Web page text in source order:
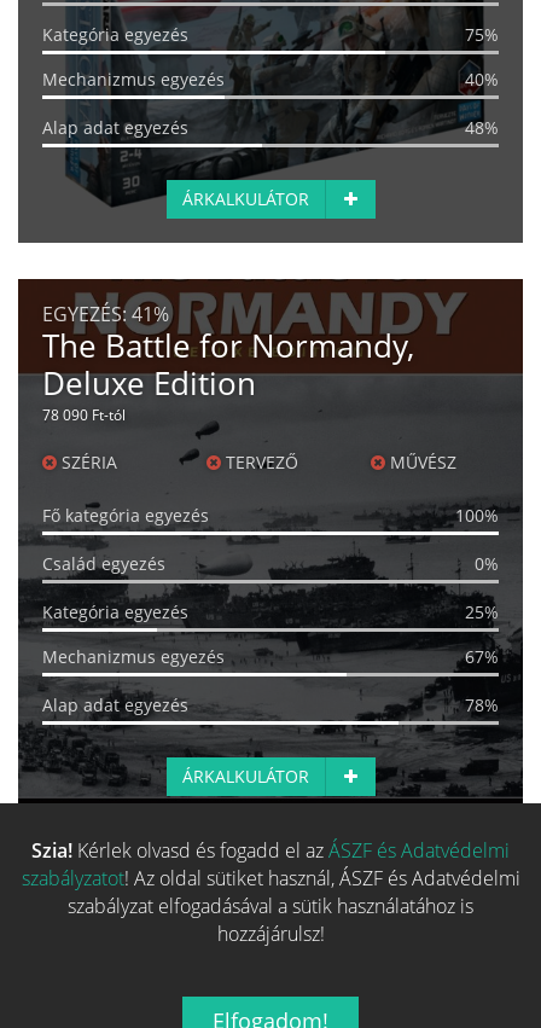
Kategória egyezés
75%
Mechanizmus egyezés
40%
Alap adat egyezés 48%
ÁRKALKULÁTOR
EGYEZÉS: 41%
The Battle for Normandy,
Deluxe Edition
78 090 Ft-tól
SZÉRIA TERVEZŐ MŰVÉSZ
Fő kategória egyezés 100%
Család egyezés 0%
Kategória egyezés
25%
Mechanizmus egyezés
67%
Alap adat egyezés 78%
ÁRKALKULÁTOR
Több hasonló játék keresése
Szia! Kérlek olvasd és fogadd el azÁSZF és Adatvédelmi
szabályzatot! Az oldal sütiket használ, ÁSZF és Adatvédelmi
szabályzat elfogadásával a sütik használatához is
hozzájárulsz!
Elfogadom!